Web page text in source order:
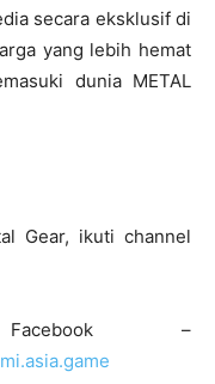
secara eksklusif di
yang lebih hemat
dunia METAL
Gear, ikuti channel
–